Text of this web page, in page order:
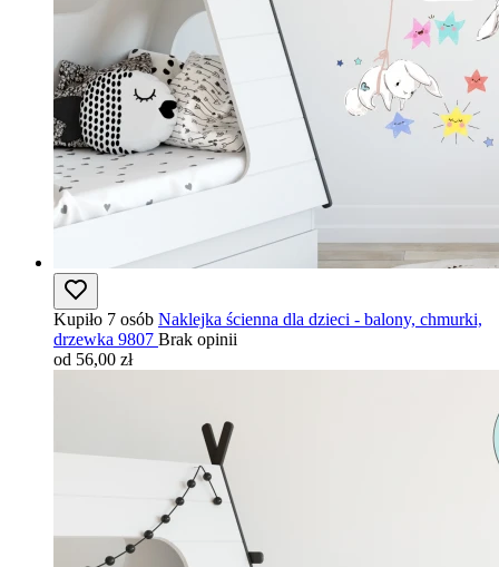
Kupiło 7 osób Naklejka ścienna dla dzieci - balony, chmurki,
drzewka 9807 Brak opinii
od 56,00 zł